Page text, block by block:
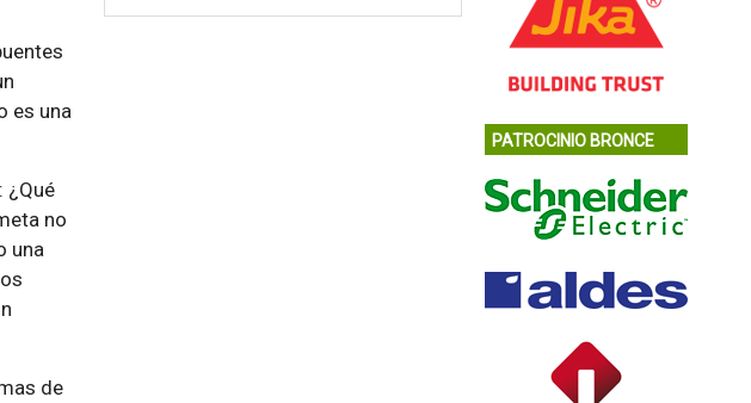
es una
¿Qué
no
una
de
PATROCINIO BRONCE